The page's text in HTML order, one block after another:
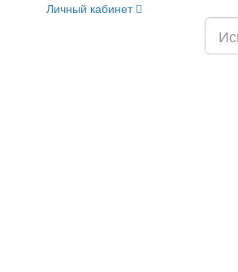
Личный кабинет